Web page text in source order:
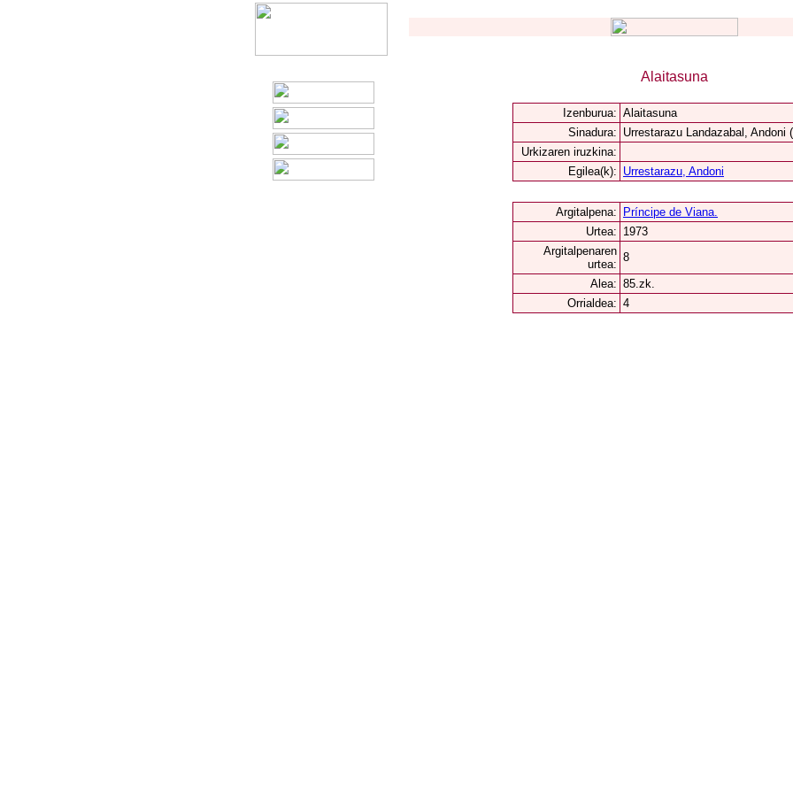
Alaitasuna
Izenburua: Alaitasuna
Sinadura: Urrestarazu Landazabal, Andoni
Urkizaren iruzkina:
Egilea(k): Urrestarazu, Andoni
Argitalpena:
Príncipe de Viana.
Urtea: 1973
Argitalpenaren
urtea:
8
Alea: 85.zk.
Orrialdea: 4